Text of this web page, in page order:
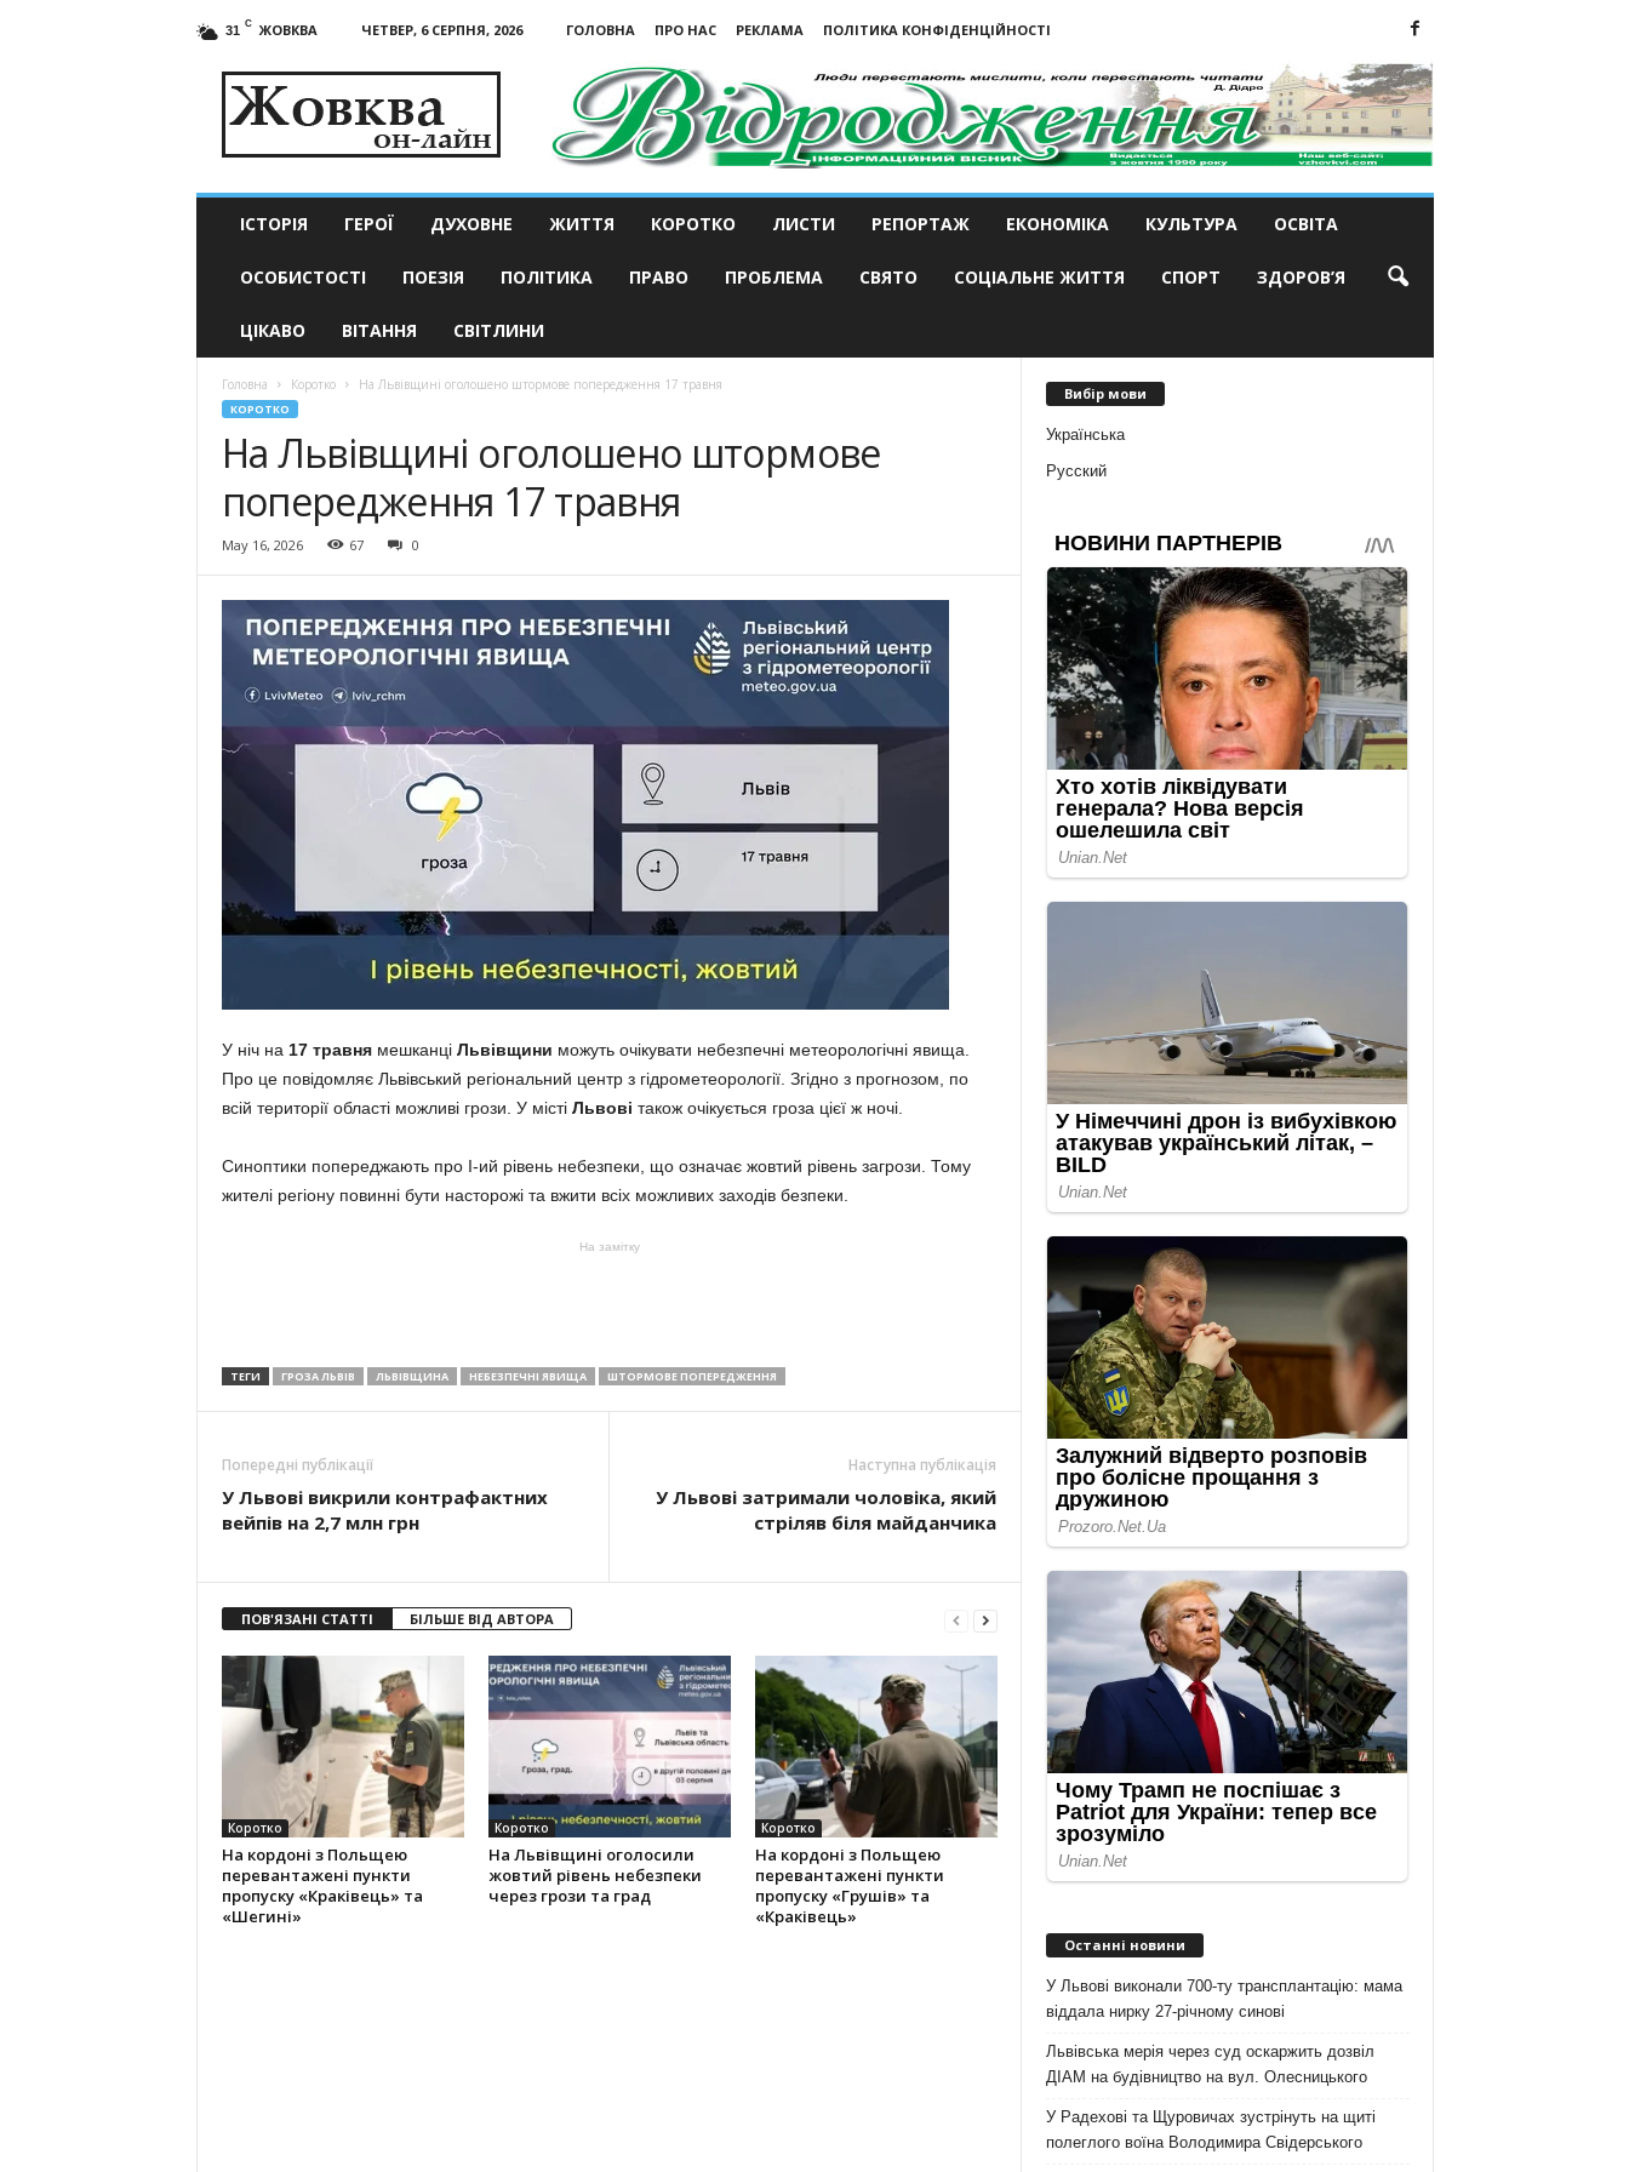
31 C ЖОВКВА ЧЕТВЕР, 6 СЕРПНЯ, 2026 ГОЛОВНА ПРО НАС РЕКЛАМА
ПОЛІТИКА КОНФІДЕНЦІЙНОСТІ
актуальні
ІСТОРІЯ ГЕРОЇ ДУХОВНЕ ЖИТТЯ КОРОТКО ЛИСТИ РЕПОРТАЖ ЕКОНОМІКА КУЛЬТУРА ОСВІТА
ОСОБИСТОСТІ ПОЕЗІЯ ПОЛІТИКА ПРАВО ПРОБЛЕМА СВЯТО СОЦІАЛЬНЕ ЖИТТЯ СПОРТ ЗДОРОВ’Я
ЦІКАВО ВІТАННЯ СВІТЛИНИ
Головна Коротко На Львівщині оголошено штормове попередження 17 травня
КОРОТКО
На Львівщині оголошено штормове
попередження 17 травня
May 16, 2026 67 0
У ніч на 17 травнямешканці Львівщини можуть очікувати небезпечні метеорологічні явища.
Про це повідомляє Львівський регіональний центр з гідрометеорології. Згідно з прогнозом, по
всій території області можливі грози. У місті Львові також очікується гроза цієї ж ночі.
Синоптики попереджають про I-ий рівень небезпеки, що означає жовтий рівень загрози. Тому
жителі регіону повинні бути насторожі та вжити всіх можливих заходів безпеки.
На замітку
ТЕГИ ГРОЗА ЛЬВІВ ЛЬВІВЩИНА НЕБЕЗПЕЧНІ ЯВИЩА ШТОРМОВЕ ПОПЕРЕДЖЕННЯ
Попередні публікації
У Львові викрили контрафактних
вейпів на 2,7 млн грн
Наступна публікація
У Львові затримали чоловіка, який
стріляв біля майданчика
ПОВ'ЯЗАНІ СТАТТІ БІЛЬШЕ ВІД АВТОРА
Коротко
На кордоні з Польщею
перевантажені пункти
пропуску «Краківець» та
«Шегині»
Коротко
На Львівщині оголосили
жовтий рівень небезпеки
через грози та град
Коротко
На кордоні з Польщею
перевантажені пункти
пропуску «Грушів» та
«Краківець»
Вибір мови
Українська
Русский
Останні новини
У Львові виконали 700-ту трансплантацію: мама
віддала нирку 27-річному синові
Львівська мерія через суд оскаржить дозвіл
ДІАМ на будівництво на вул. Олесницького
У Радехові та Щуровичах зустрінуть на щиті
полеглого воїна Володимира Свідерського